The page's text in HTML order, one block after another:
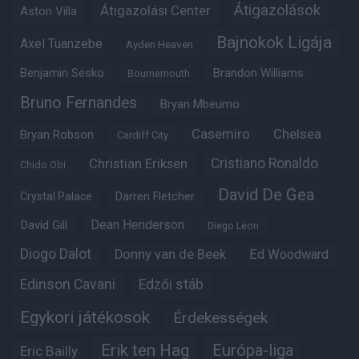
Aston Villa Átigazolási Center Átigazolások
Axel Tuanzebe Ayden Heaven Bajnokok Ligája
Benjamin Sesko Bournemouth Brandon Williams
Bruno Fernandes Bryan Mbeumo
Bryan Robson Cardiff City Casemiro Chelsea
Chido Obi Christian Eriksen Cristiano Ronaldo
Crystal Palace Darren Fletcher David De Gea
David Gill Dean Henderson Diego Leon
Diogo Dalot Donny van de Beek Ed Woodward
Edinson Cavani Edzői stáb
Egykori játékosok Érdekességek
Eric Bailly Erik ten Hag Európa-liga